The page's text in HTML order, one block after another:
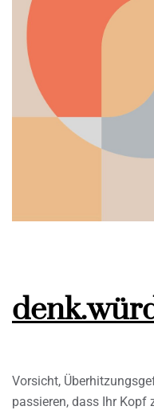
Vorsicht,
passieren, dass Ihr Kopf